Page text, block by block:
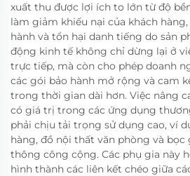
xuất thu được lợi ích to lớn từ độ
làm giảm khiếu nại của khách
hành và tổn hại danh tiếng do sản
động kinh tế không chỉ dừng lại ở
trực tiếp, mà còn cho phép doanh
các gói bảo hành mở rộng và cam
trong thời gian dài hơn. Việc nâng
có giá trị trong các ứng dụng
phải chịu tải trọng sử dụng cao, ví
hàng, đồ nội thất văn phòng và
thông công cộng. Các phụ gia này
hình thành các liên kết chéo giữa